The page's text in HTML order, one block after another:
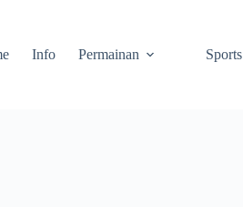
Info Permainan Sports